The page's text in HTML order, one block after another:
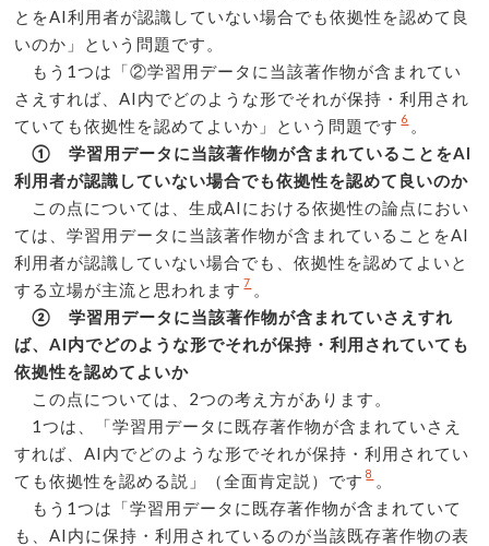
とをAI利用者が認識していない場合でも依拠性を認めて良
いのか」という問題です。
もう1つは「②学習用データに当該著作物が含まれてい
さえすれば、AI内でどのような形でそれが保持・利用され
ていても依拠性を認めてよいか」という問題です 6
① 学習用データに当該著作物が含まれていることをAI
利用者が認識していない場合でも依拠性を認めて良いのか
この点については、生成AIにおける依拠性の論点におい
ては、学習用データに当該著作物が含まれていることをAI
利用者が認識していない場合でも、依拠性を認めてよいと
する立場が主流と思われます 7
② 学習用データに当該著作物が含まれていさえすれ
ば、AI内でどのような形でそれが保持・利用されていても
依拠性を認めてよいか
この点については、2つの考え方があります。
1つは、「学習用データに既存著作物が含まれていさえ
すれば、AI内でどのような形でそれが保持・利用されてい
ても依拠性を認める説」（全面肯定説）です 8
もう1つは「学習用データに既存著作物が含まれていて
も、AI内に保持・利用されているのが当該既存著作物の表